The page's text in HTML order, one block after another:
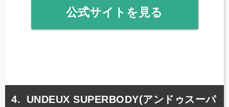
公式サイトを見る
UNDEUX SUPERBODY(アンドゥスーパ